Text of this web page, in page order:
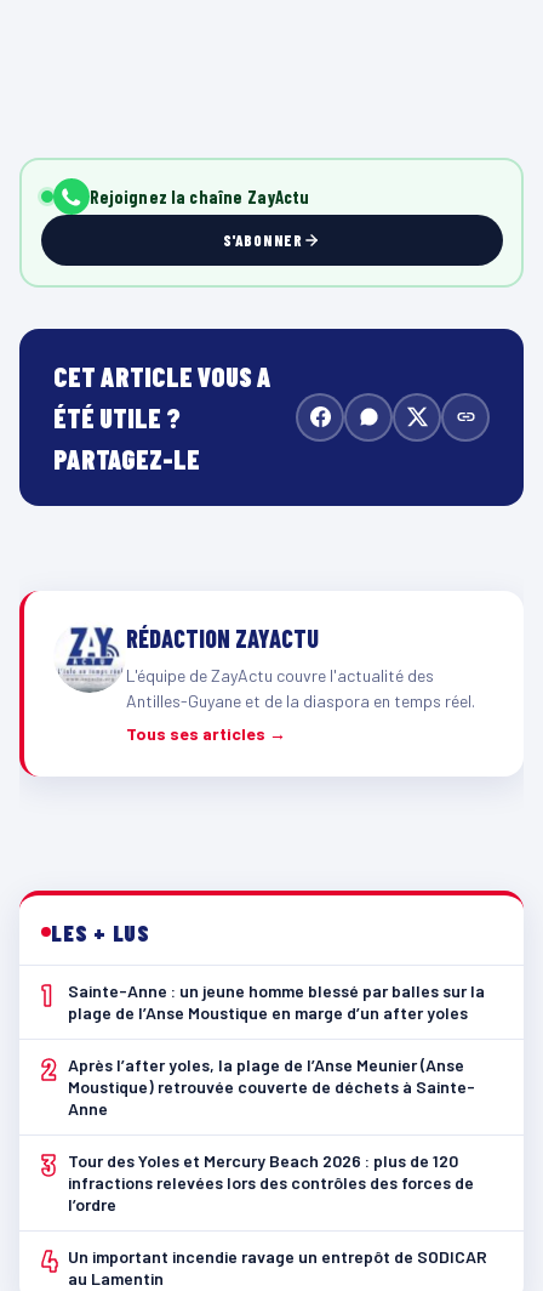
Rejoignez la chaîne ZayActu
S'ABONNER
CET ARTICLE VOUS A
ÉTÉ UTILE ?
PARTAGEZ-LE
RÉDACTION ZAYACTU
L'équipe de ZayActu couvre l'actualité des
Antilles-Guyane et de la diaspora en temps réel.
Tous ses articles →
LES + LUS
1
Sainte-Anne : un jeune homme blessé par balles sur la
plage de l’Anse Moustique en marge d’un after yoles
2 Après l’after yoles, la plage de l’Anse Meunier (Anse
Moustique) retrouvée couverte de déchets à Sainte-
Anne
3
Tour des Yoles et Mercury Beach 2026 : plus de 120
infractions relevées lors des contrôles des forces de
l’ordre
4 Un important incendie ravage un entrepôt de SODICAR
au Lamentin